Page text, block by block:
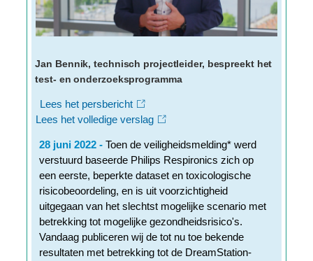
Jan Bennik, technisch projectleider, bespreekt het
test- en onderzoeksprogramma
Lees het persbericht
Lees het volledige verslag
28 juni 2022 -Toen de veiligheidsmelding* werd
verstuurd baseerde Philips Respironics zich op
een eerste, beperkte dataset en toxicologische
risicobeoordeling, en is uit voorzichtigheid
uitgegaan van het slechtst mogelijke scenario met
betrekking tot mogelijke gezondheidsrisico's.
Vandaag publiceren wij de tot nu toe bekende
resultaten met betrekking tot de DreamStation-